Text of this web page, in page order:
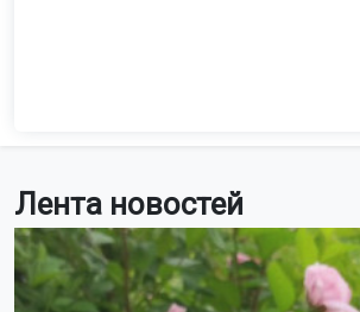
Лента новостей